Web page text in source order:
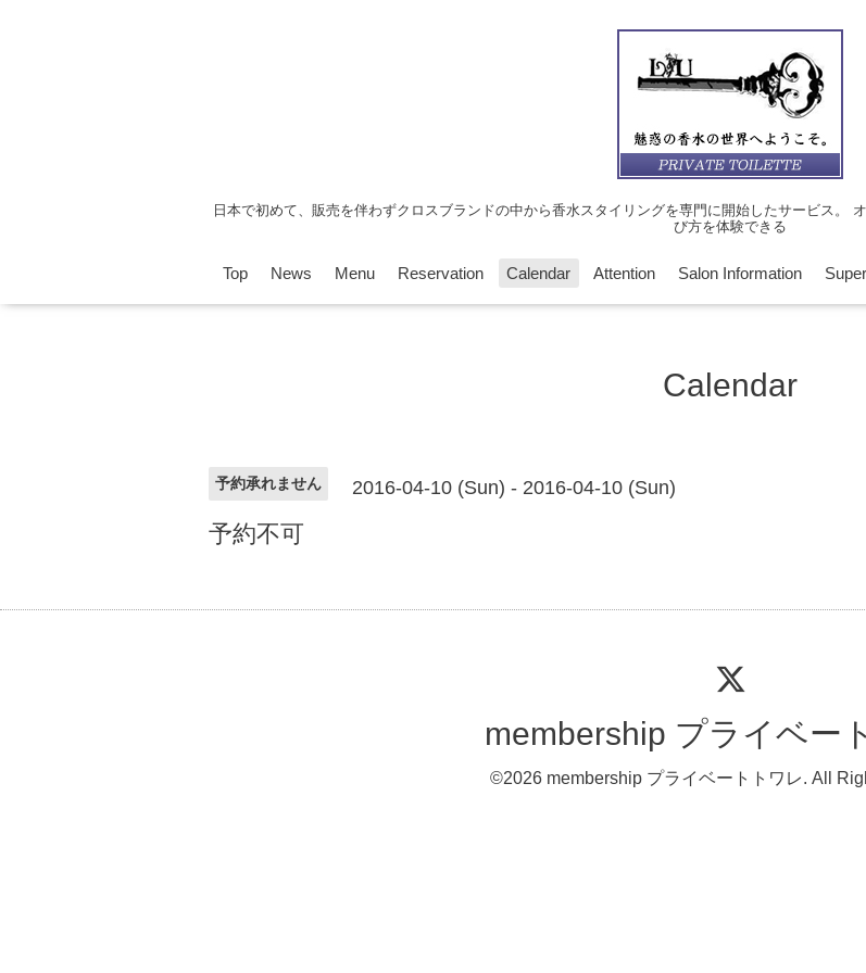
日本で初めて、販売を伴わずクロスブランドの中から香水スタイリングを専門に開始したサービス。
び方を体験できる
Top News Menu Reservation Calendar Attention Salon Information
Calendar
予約承れません 2016-04-10 (Sun) - 2016-04-10 (Sun)
予約不可
membership プライベー
©2026 membership プライベートトワレ. All